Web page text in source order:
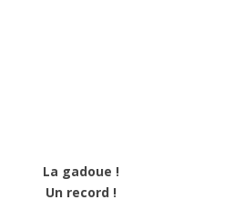
La gadoue !
Un record !